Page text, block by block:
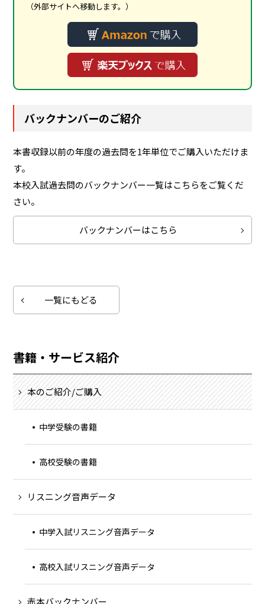
（外部サイトへ移動します。）
バックナンバーのご紹介
本書収録以前の年度の過去問を1年単位でご購入いただけま
す。
本校入試過去問のバックナンバー一覧はこちらをご覧くだ
さい。
バックナンバーはこちら
一覧にもどる
書籍・サービス紹介
本のご紹介/ご購入
中学受験の書籍
高校受験の書籍
リスニング音声データ
中学入試リスニング音声データ
高校入試リスニング音声データ
赤本バックナンバー